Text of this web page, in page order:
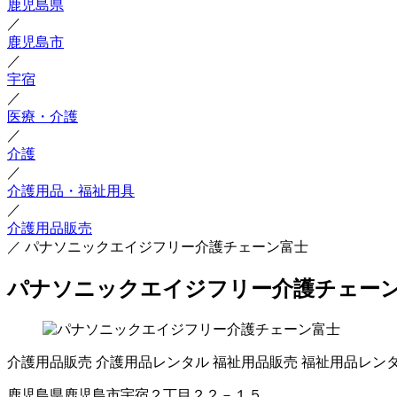
鹿児島県
／
鹿児島市
／
宇宿
／
医療・介護
／
介護
／
介護用品・福祉用具
／
介護用品販売
／ パナソニックエイジフリー介護チェーン富士
パナソニックエイジフリー介護チェー
介護用品販売 介護用品レンタル 福祉用品販売 福祉用品レン